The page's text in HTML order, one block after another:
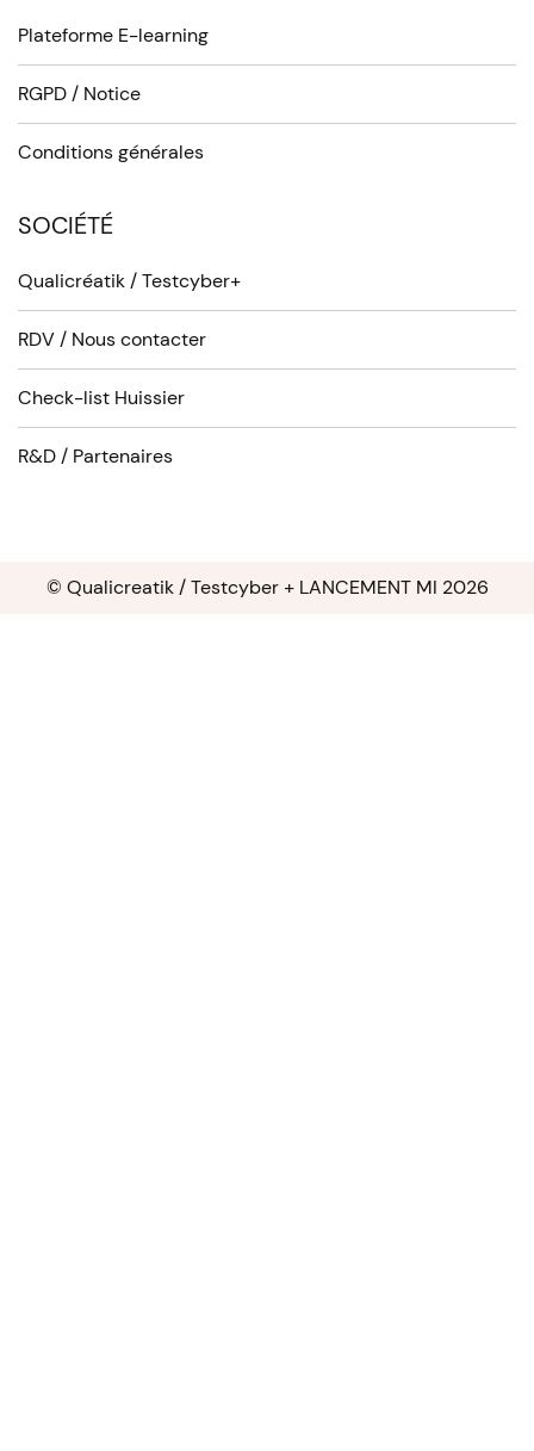
Plateforme E-learning
RGPD / Notice
Conditions générales
SOCIÉTÉ
Qualicréatik / Testcyber+
RDV / Nous contacter
Check-list Huissier
R&D / Partenaires
© Qualicreatik / Testcyber + LANCEMENT MI 2026